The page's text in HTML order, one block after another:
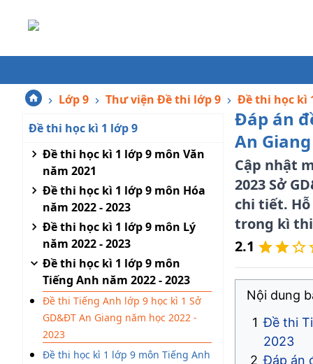
Lớp 9 Thư viện Đề thi lớp 9
Đề thi học kì
Đề thi học kì 1 lớp 9
Đề thi học kì 1 lớp 9 môn Văn
năm 2021
Đề thi học kì 1 lớp 9 môn Hóa
năm 2022 - 2023
Đề thi học kì 1 lớp 9 môn Lý
năm 2022 - 2023
Đề thi học kì 1 lớp 9 môn
Tiếng Anh năm 2022 - 2023
Đề thi Tiếng Anh lớp 9 học kì 1 Sở
GD&ĐT An Giang năm học 2022 -
2023
Đề thi học kì 1 lớp 9 môn Tiếng Anh
Đáp án
An
Cập nhật
2023 Sở
chi tiết.
trong kì thi
2.1
Nội dung
Đề thi
2023
Đáp án